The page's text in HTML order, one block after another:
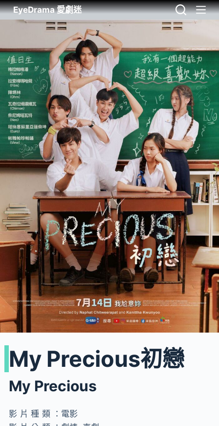
EyeDrama 愛劇迷
My Precious初戀
My Precious
影片種類： 電影